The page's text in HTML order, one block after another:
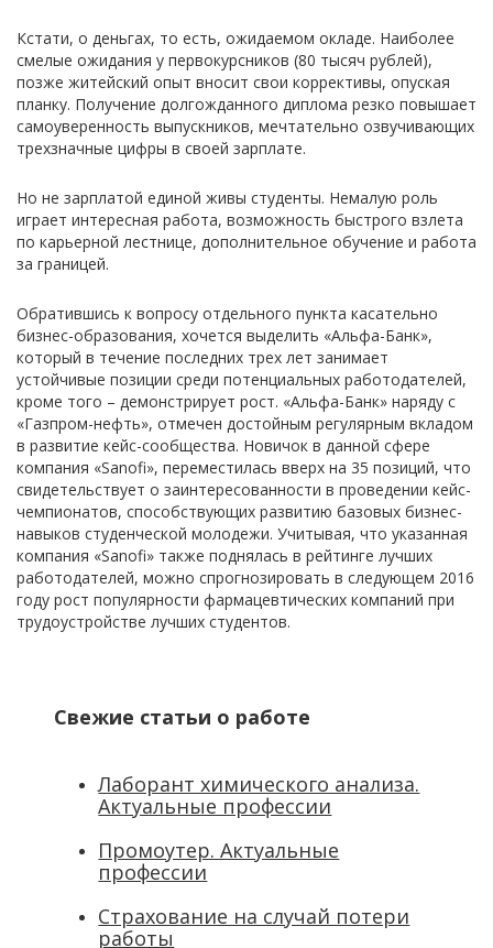
Кстати, о деньгах, то есть, ожидаемом окладе. Наиболее
смелые ожидания у первокурсников (80 тысяч рублей),
позже житейский опыт вносит свои коррективы, опуская
планку. Получение долгожданного диплома резко повышает
самоуверенность выпускников, мечтательно озвучивающих
трехзначные цифры в своей зарплате.
Но не зарплатой единой живы студенты. Немалую роль
играет интересная работа, возможность быстрого взлета
по карьерной лестнице, дополнительное обучение и работа
за границей.
Обратившись к вопросу отдельного пункта касательно
бизнес-образования, хочется выделить «Альфа-Банк»,
который в течение последних трех лет занимает
устойчивые позиции среди потенциальных работодателей,
кроме того – демонстрирует рост. «Альфа-Банк» наряду с
«Газпром-нефть», отмечен достойным регулярным вкладом
в развитие кейс-сообщества. Новичок в данной сфере
компания «Sanofi», переместилась вверх на 35 позиций, что
свидетельствует о заинтересованности в проведении кейс-
чемпионатов, способствующих развитию базовых бизнес-
навыков студенческой молодежи. Учитывая, что указанная
компания «Sanofi» также поднялась в рейтинге лучших
работодателей, можно спрогнозировать в следующем 2016
году рост популярности фармацевтических компаний при
трудоустройстве лучших студентов.
Свежие статьи о работе
Лаборант химического анализа.
Актуальные профессии
Промоутер. Актуальные
профессии
Страхование на случай потери
работы